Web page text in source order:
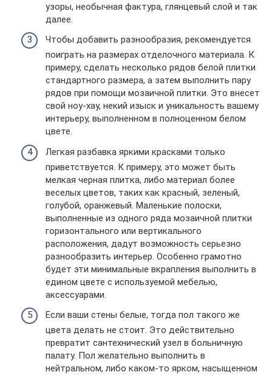
узоры, необычная фактура, глянцевый слой и так
далее.
Чтобы добавить разнообразия, рекомендуется
поиграть на размерах отделочного материала. К
примеру, сделать несколько рядов белой плитки
стандартного размера, а затем выполнить пару
рядов при помощи мозаичной плитки. Это внесет
свой ноу-хау, некий изыск и уникальность вашему
интерьеру, выполненном в полноценном белом
цвете.
Легкая разбавка яркими красками только
приветствуется. К примеру, это может быть
мелкая черная плитка, либо материал более
веселых цветов, таких как красный, зеленый,
голубой, оранжевый. Маленькие полоски,
выполненные из одного ряда мозаичной плитки
горизонтального или вертикального
расположения, дадут возможность серьезно
разнообразить интерьер. Особенно грамотно
будет эти минимальные вкрапления выполнить в
едином цвете с используемой мебелью,
аксессуарами.
Если ваши стены белые, тогда пол такого же
цвета делать не стоит. Это действительно
превратит сантехнический узел в больничную
палату. Пол желательно выполнить в
нейтральном, либо каком-то ярком, насыщенном